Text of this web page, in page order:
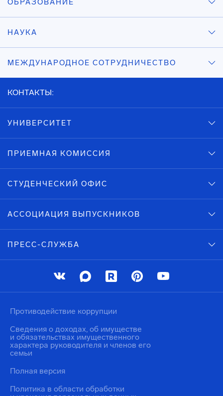
ОБРАЗОВАНИЕ
НАУКА
МЕЖДУНАРОДНОЕ СОТРУДНИЧЕСТВО
КОНТАКТЫ:
УНИВЕРСИТЕТ
ПРИЕМНАЯ КОМИССИЯ
СТУДЕНЧЕСКИЙ ОФИС
АССОЦИАЦИЯ ВЫПУСКНИКОВ
ПРЕСС-СЛУЖБА
Политика в области обработки
Противодействие коррупции
Сведения о доходах, об имуществе
и обязательствах имущественного
характера руководителя и членов его
семьи
Полная версия